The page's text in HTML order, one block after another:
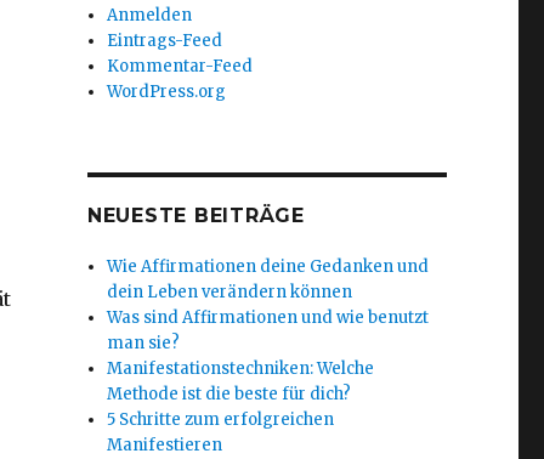
Anmelden
Eintrags-Feed
Kommentar-Feed
WordPress.org
NEUESTE BEITRÄGE
Wie Affirmationen deine Gedanken und
dein Leben verändern können
Was sind Affirmationen und wie benutzt
man sie?
Manifestationstechniken: Welche
Methode ist die beste für dich?
5 Schritte zum erfolgreichen
Manifestieren